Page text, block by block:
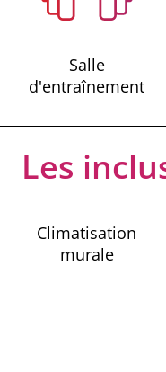
Salle
d'entraînement
Les
Climatisation
murale